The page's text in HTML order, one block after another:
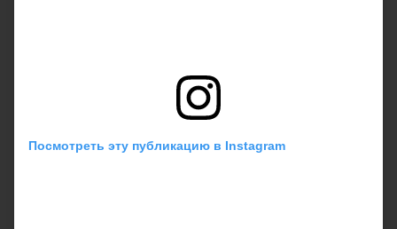
Посмотреть эту публикацию в Instagram